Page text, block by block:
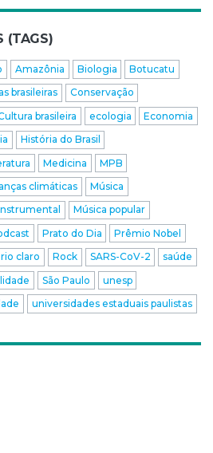
(TAGS)
Amazônia Biologia
Botucatu
brasileiras
Conservação
brasileira ecologia
Economia
História do Brasil
Medicina
MPB
climáticas
Música
Música popular
Prato do Dia
Prêmio Nobel
rio claro Rock SARS-CoV-2
saúde
São Paulo
unesp
universidades estaduais paulistas